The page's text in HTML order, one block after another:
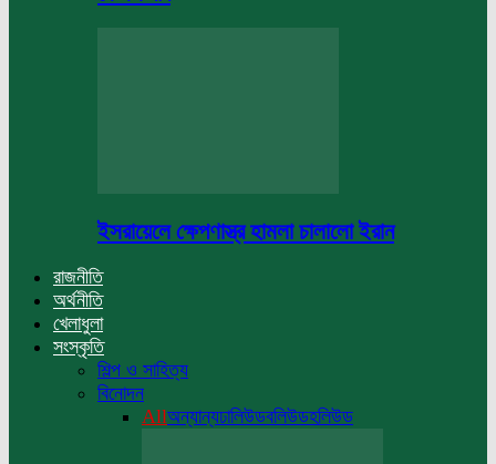
ইসরায়েলে ক্ষেপণাস্ত্র হামলা চালালো ইরান
রাজনীতি
অর্থনীতি
খেলাধুলা
সংস্কৃতি
শিল্প ও সাহিত্য
বিনোদন
Allঅন্যান্যঢালিউডবলিউডহলিউড